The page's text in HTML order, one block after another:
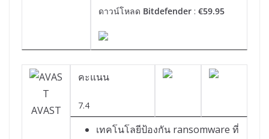
ดาวน์โหลด Bitdefender : €59.95
AVAST
คะแนน
7.4
เทคโนโลยีป้องกัน ransomware ที่